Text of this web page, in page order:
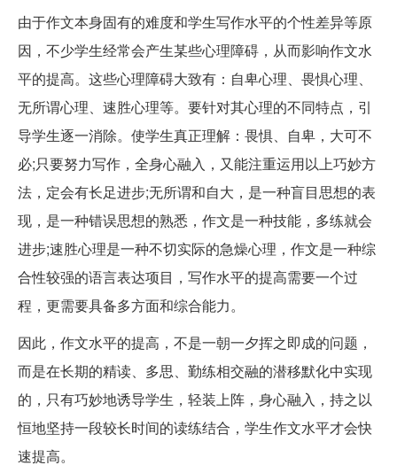
由于作文本身固有的难度和学生写作水平的个性差异等原
因，不少学生经常会产生某些心理障碍，从而影响作文水
平的提高。这些心理障碍大致有：自卑心理、畏惧心理、
无所谓心理、速胜心理等。要针对其心理的不同特点，引
导学生逐一消除。使学生真正理解：畏惧、自卑，大可不
必;只要努力写作，全身心融入，又能注重运用以上巧妙方
法，定会有长足进步;无所谓和自大，是一种盲目思想的表
现，是一种错误思想的熟悉，作文是一种技能，多练就会
进步;速胜心理是一种不切实际的急燥心理，作文是一种综
合性较强的语言表达项目，写作水平的提高需要一个过
程，更需要具备多方面和综合能力。
因此，作文水平的提高，不是一朝一夕挥之即成的问题，
而是在长期的精读、多思、勤练相交融的潜移默化中实现
的，只有巧妙地诱导学生，轻装上阵，身心融入，持之以
恒地坚持一段较长时间的读练结合，学生作文水平才会快
速提高。